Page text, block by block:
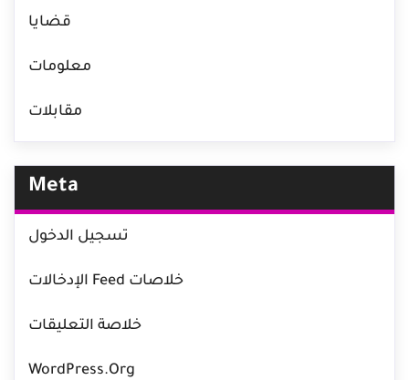
قضايا
معلومات
مقابلات
Meta
تسجيل الدخول
خلاصات Feed الإدخالات
خلاصة التعليقات
WordPress.org